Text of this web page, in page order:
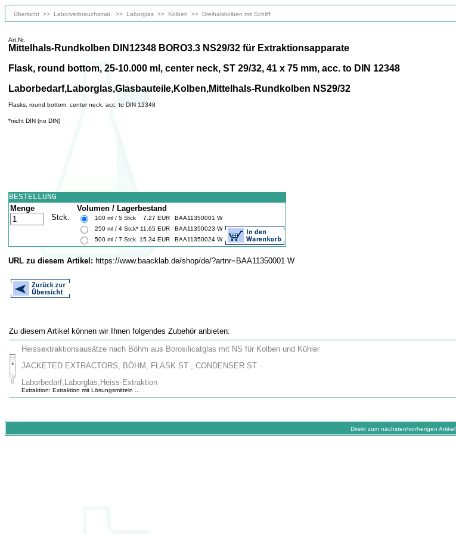
Übersicht >> Laborverbrauchsmat. >> Laborglas >> Kolben >> Dreihalskolben mit Schliff
Art.Nr.
Mittelhals-Rundkolben DIN12348 BORO3.3 NS29/32 für Extraktionsapparate
Flask, round bottom, 25-10.000 ml, center neck, ST 29/32, 41 x 75 mm, acc. to DIN 12348
Laborbedarf,Laborglas,Glasbauteile,Kolben,Mittelhals-Rundkolben NS29/32
Flasks, round bottom, center neck, acc. to DIN 12348
*nicht DIN (no DIN)
BESTELLUNG
Menge
Stck.
Volumen / Lagerbestand
100 ml / 5 Stck 7.27 EUR
BAA11350001 W
250 ml / 4 Stck* 11.65 EUR
BAA11350023 W
500 ml / 7 Stck
15.34 EUR BAA11350024 W
URL zu diesem Artikel: https://www.baacklab.de/shop/de/?artnr=BAA11350001 W
Zu diesem Artikel können wir Ihnen folgendes Zubehör anbieten:
Heissextraktionsausätze nach Böhm aus Borosilicatglas mit NS für Kolben und Kühler
JACKETED EXTRACTORS, BÖHM, FLASK ST , CONDENSER ST
Laborbedarf,Laborglas,Heiss-Extraktion
Extraktion: Extraktion mit Lösungsmitteln ...
Direkt zum nächsten/vorherigen Artikel